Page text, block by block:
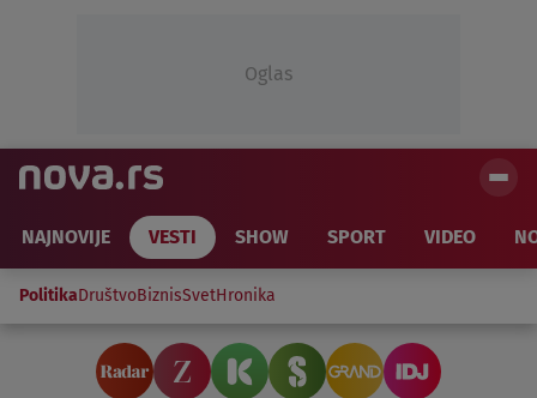
Oglas
NAJNOVIJE VESTI SHOW SPORT VIDEO
PolitikaDruštvoBiznisSvetHronika